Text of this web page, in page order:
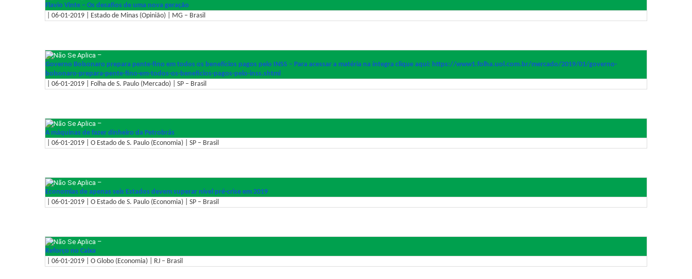
Flavio Vinte – Os desafios de uma nova geração
| 06-01-2019 | Estado de Minas (Opinião) | MG – Brasil
–
Governo Bolsonaro prepara pente-fino em todos os benefícios pagos pelo INSS – Para acessar a matéria na íntegra clique aqui: https://www1.folha.uol.com.br/mercado/2019/01/governo-
bolsonaro-prepara-pente-fino-em-todos-os-beneficios-pagos-pelo-inss.shtml
| 06-01-2019 | Folha de S. Paulo (Mercado) | SP – Brasil
–
A máquinas de fazer dinheiro da Petrobrás
| 06-01-2019 | O Estado de S. Paulo (Economia) | SP – Brasil
–
Economias de apenas seis Estados devem superar nível pré-crise em 2019
| 06-01-2019 | O Estado de S. Paulo (Economia) | SP – Brasil
–
Reforço no Caixa
| 06-01-2019 | O Globo (Economia) | RJ – Brasil